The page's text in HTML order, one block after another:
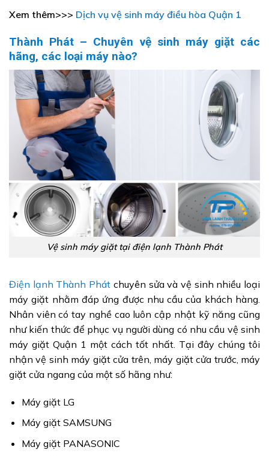
Xem thêm>>> Dịch vụ vệ sinh máy điều hòa Quận 1
Thành Phát – Chuyên vệ sinh máy giặt các
hãng, các loại máy nào?
Vệ sinh máy giặt tại điện lạnh Thành Phát
Điện lạnh Thành Phát chuyên sửa và vệ sinh nhiều loại
máy giặt nhằm đáp ứng được nhu cầu của khách hàng.
Nhân viên có tay nghề cao luôn cập nhật kỹ năng cũng
như kiến thức để phục vụ người dùng có nhu cầu vệ sinh
máy giặt Quận 1 một cách tốt nhất. Tại đây chúng tôi
nhận vệ sinh máy giặt cửa trên, máy giặt cửa trước, máy
giặt cửa ngang của một số hãng như:
Máy giặt LG
Máy giặt SAMSUNG
Máy giặt PANASONIC